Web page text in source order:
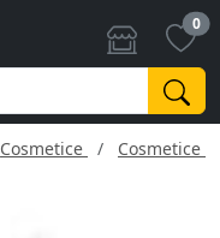
0
Cosmetice Cosmetice